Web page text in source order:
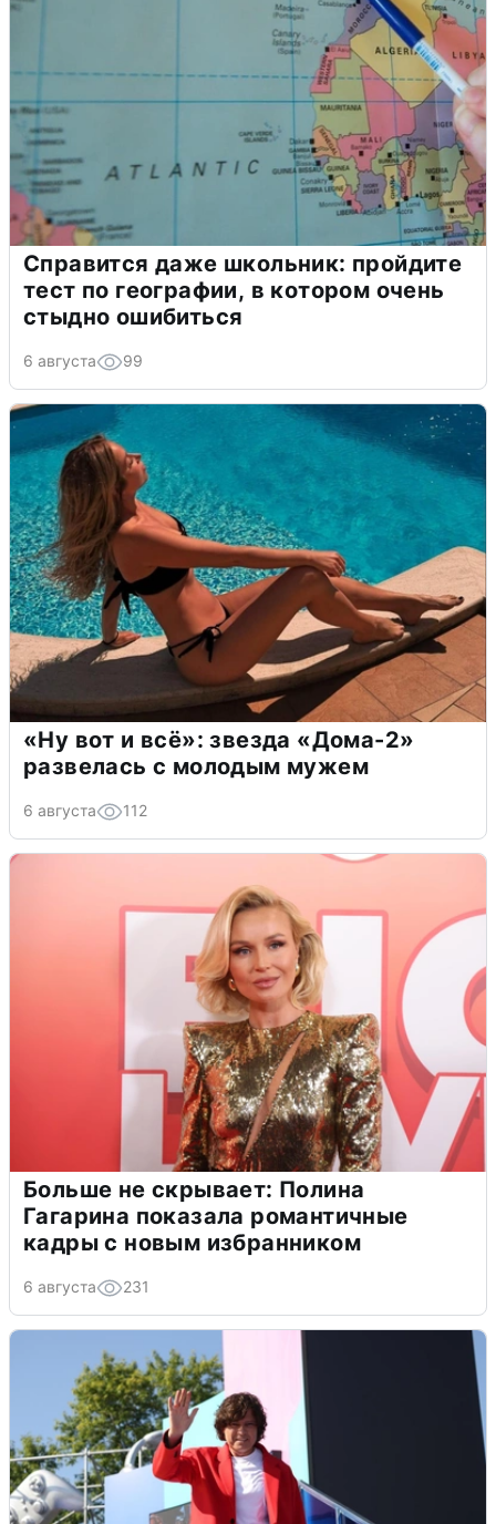
Справится даже школьник: пройдите
тест по географии, в котором очень
стыдно ошибиться
6 августа 99
«Ну вот и всё»: звезда «Дома-2»
развелась с молодым мужем
6 августа 112
Больше не скрывает: Полина
Гагарина показала романтичные
кадры с новым избранником
6 августа 231